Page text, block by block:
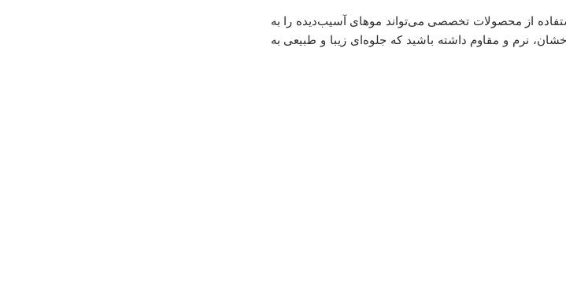
از محصولات تخصصی می‌تواند موهای آسیب‌دیده را به
نرم و مقاوم داشته باشید که جلوه‌ای زیبا و طبیعی به